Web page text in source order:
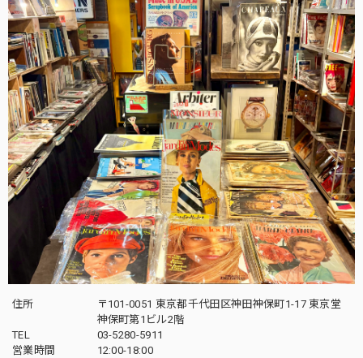
住所
〒101-0051 東京都千代田区神田神保町1-17 東京堂
神保町第1ビル2階
TEL
03-5280-5911
営業時間
12:00-18:00